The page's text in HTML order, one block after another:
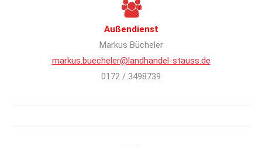
Außendienst
Markus Bücheler
markus.buecheler@landhandel-stauss.de
0172 / 3498739